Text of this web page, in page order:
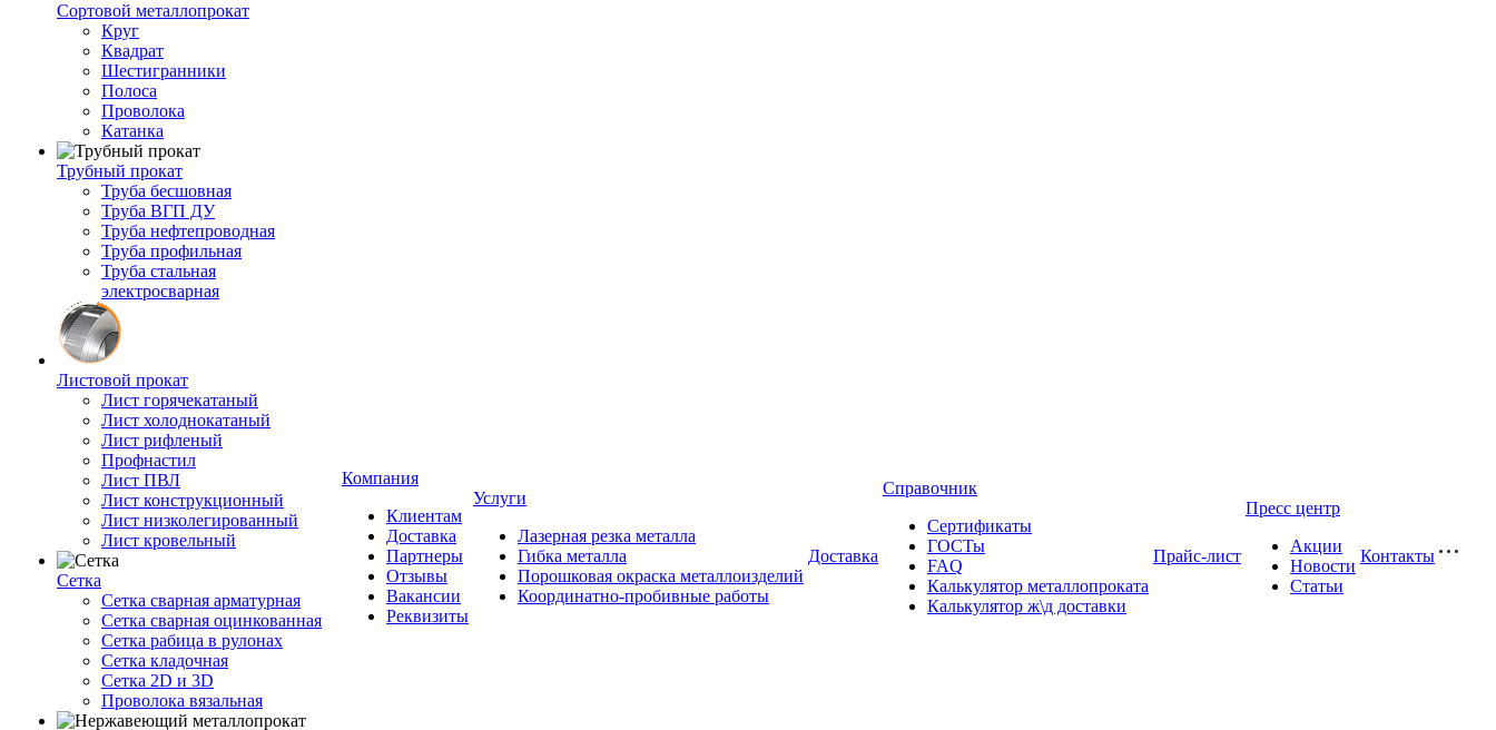
Сортовой металлопрокат
Круг
Квадрат
Шестигранники
Полоса
Проволока
Катанка
Трубный прокат
Труба бесшовная
Труба ВГП ДУ
Труба нефтепроводная
Труба профильная
Труба стальная
электросварная
Листовой прокат
Лист горячекатаный
Лист холоднокатаный
Лист рифленый
Профнастил
Лист ПВЛ
Лист конструкционный
Лист низколегированный
Лист кровельный
Сетка
Сетка сварная арматурная
Сетка сварная оцинкованная
Сетка рабица в рулонах
Сетка кладочная
Сетка 2D и 3D
Проволока вязальная
Компания
Клиентам
Доставка
Партнеры
Отзывы
Вакансии
Реквизиты
Услуги
Лазерная резка металла
Гибка металла
Порошковая окраска металлоизделий
Координатно-пробивные работы
Доставка
Справочник
Сертификаты
ГОСТы
FAQ
Калькулятор металлопроката
Калькулятор ж\д доставки
Прайс-лист
Пресс центр
Акции
Новости
Статьи
Контакты